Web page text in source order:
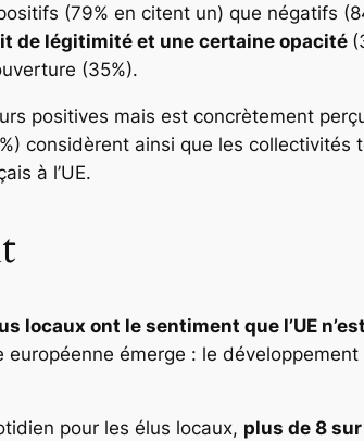
(79% en citent un) que négatifs
de légitimité et une certaine opacité
(35%).
positives mais est concrètement
considèrent ainsi que les collectivités
à l’UE.
locaux ont le sentiment que l’UE
émerge : le
pour les élus locaux, plus de 8